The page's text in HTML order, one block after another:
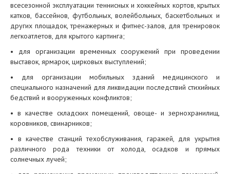
всесезонной эксплуатации теннисных и хоккейных кортов, крытых
катков, бассейнов, футбольных, волейбольных, баскетбольных и
других площадок, тренажерных и фитнес-залов, для тренировок
легкоатлетов, для крытого картинга;
• для организации временных сооружений при проведении
выставок, ярмарок, цирковых выступлений;
• для организации мобильных зданий медицинского и
специального назначений для ликвидации последствий стихийных
бедствий и вооруженных конфликтов;
• в качестве складских помещений, овоще- и зернохранилищ,
коровников, свинарников;
• в качестве станций техобслуживания, гаражей, для укрытия
различного рода техники от холода, осадков и прямых
солнечных лучей;